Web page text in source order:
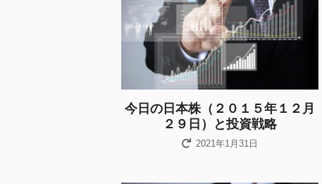
今日の日本株（２０１５年１２月
２９日）と投資戦略
2021年1月31日